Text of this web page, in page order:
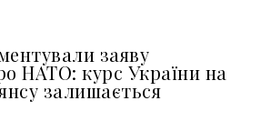
заяву
НАТО: курс України на
залишається